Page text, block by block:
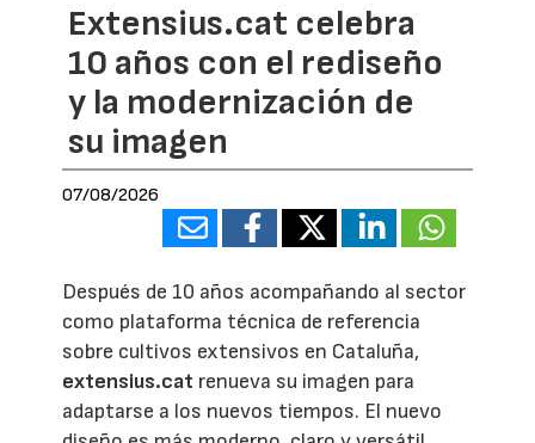
Extensius.cat celebra
10 años con el rediseño
y la modernización de
su imagen
07/08/2026
Después de 10 años acompañando al sector
como plataforma técnica de referencia
sobre cultivos extensivos en Cataluña,
extensius.cat renueva su imagen para
adaptarse a los nuevos tiempos. El nuevo